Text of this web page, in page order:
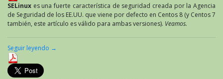
SELinux
SELinux es una fuerte característica de seguridad creada por la Agencia
de Seguridad de los EE.UU. que viene por defecto en Centos 8 (y Centos 7
también, este artículo es válido para ambas versiones). Veamos.
Seguir leyendo →